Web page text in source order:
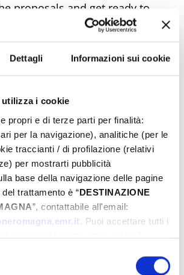
Dettagli Informazioni sui cookie
i cookie
propri e di terze parti per finalità:
per la navigazione), analitiche (per le
traccianti / di profilazione (relativi
per mostrarti pubblicità
base della navigazione delle pagine
trattamento è “DESTINAZIONE
”, contattabile all'email:
. Puoi accettare tutti i
pulsante “Accetta tutti i cookie”,
facendo clic su “Personalizza”.
proposals and get ready to
emotions. Book your
now!
Riviera Rimini Events